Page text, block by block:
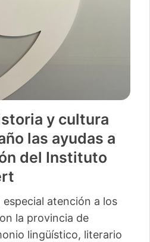
y cultura
las ayudas a
del Instituto
atención a los
la provincia de
lingüístico, literario